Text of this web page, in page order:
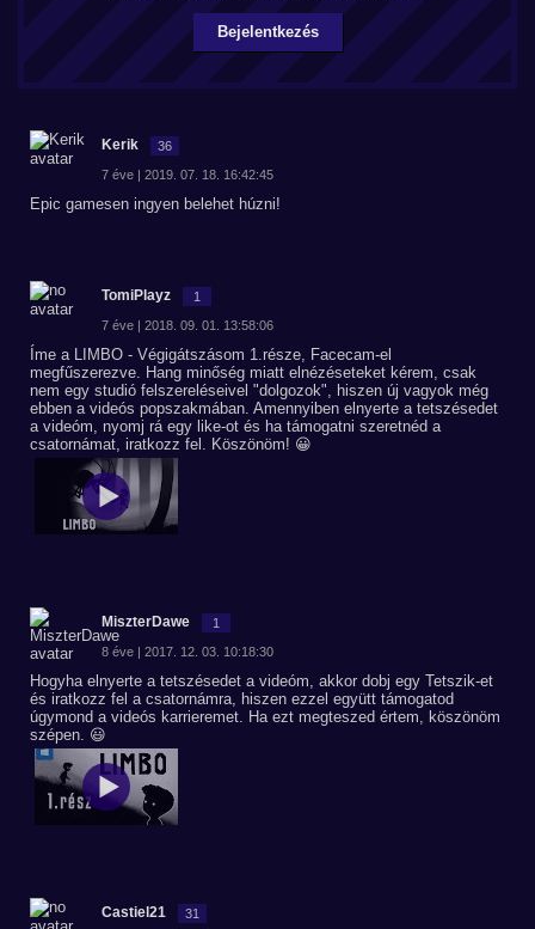
Bejelentkezés
Kerik 36
7 éve | 2019. 07. 18. 16:42:45
Epic gamesen ingyen belehet húzni!
TomiPlayz 1
7 éve | 2018. 09. 01. 13:58:06
Íme a LIMBO - Végigátszásom 1.része, Facecam-el
megfűszerezve. Hang minőség miatt elnézéseteket kérem, csak
nem egy studió felszereléseivel "dolgozok", hiszen új vagyok még
ebben a videós popszakmában. Amennyiben elnyerte a tetszésedet
a videóm, nyomj rá egy like-ot és ha támogatni szeretnéd a
csatornámat, iratkozz fel. Köszönöm! 😀
MiszterDawe 1
8 éve | 2017. 12. 03. 10:18:30
Hogyha elnyerte a tetszésedet a videóm, akkor dobj egy Tetszik-et
és iratkozz fel a csatornámra, hiszen ezzel együtt támogatod
úgymond a videós karrieremet. Ha ezt megteszed értem, köszönöm
szépen. 😃
Castiel21 31